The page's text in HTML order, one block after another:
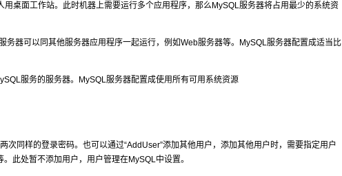
桌面工作站。此时机器上需要运行多个应用程序，那么MySQL服务器将占用最少的系统资
器可以同其他服务器应用程序一起运行，例如Web服务器等。MySQL服务器配置成适当比
服务的服务器。MySQL服务器配置成使用所有可用系统资源
同样的登录密码。也可以通过“AddUser”添加其他用户，添加其他用户时，需要指定用户
此处暂不添加用户，用户管理在MySQL中设置。